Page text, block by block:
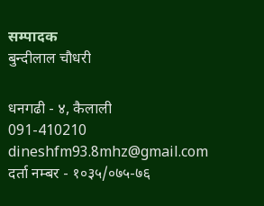
सम्पादक
बुन्दीलाल चौधरी
धनगढी - ४, कैलाली
091-410210
dineshfm93.8mhz@gmail.com
दर्ता नम्बर - १०३५/०७५-७६